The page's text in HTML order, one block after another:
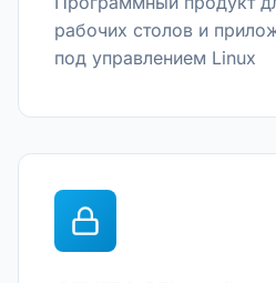
рабочих столов и
под управлением Linux